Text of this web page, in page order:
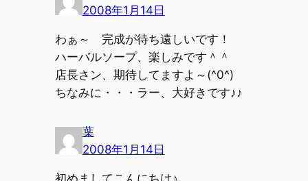
2008年1月14日
わぁ～ 完成が待ち遠しいです！
ハーバルソープ、楽しみです＾＾
店長さン、期待してますよ～(^0^)
ちなみに・・・ラー、大好きです♪♪
葉
2008年1月14日